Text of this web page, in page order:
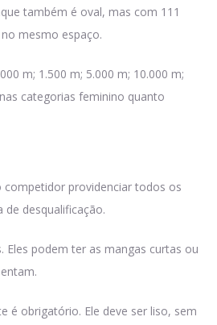
também é oval, mas com 111
mesmo espaço.
m; 1.500 m; 5.000 m; 10.000 m;
categorias feminino quanto
competidor providenciar todos os
desqualificação.
podem ter as mangas curtas ou
é obrigatório. Ele deve ser liso, sem